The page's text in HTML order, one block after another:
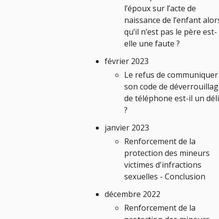
l’époux sur l’acte de
naissance de l’enfant
qu’il n’est pas le père est-
elle une faute ?
février 2023
Le refus de communiquer
son code de
de téléphone est-il un
?
janvier 2023
Renforcement de la
protection des mineurs
victimes d'infractions
sexuelles - Conclusion
décembre 2022
Renforcement de la